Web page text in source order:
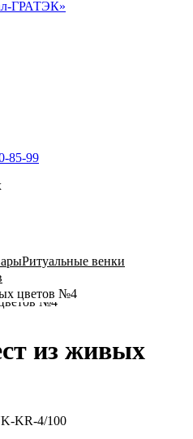
85-99
Ритуальные венки
цветов №4
из живых
KR-4/100